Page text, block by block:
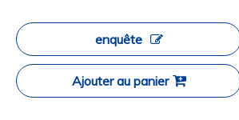
enquête
Ajouter au panier